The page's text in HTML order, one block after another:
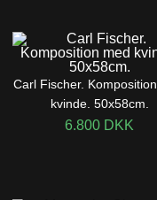
Carl Fischer.
kvinde. 50x58cm.
6.800 DKK